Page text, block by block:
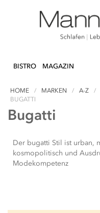
zum
BISTRO MAGAZIN
HOME MARKEN
A-Z
BUGATTI
Bugatti
Der bugatti Stil ist urban,
kosmopolitisch und
Modekompetenz